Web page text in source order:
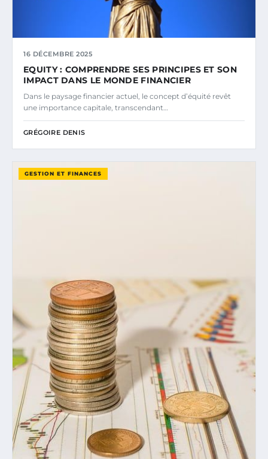
16 DÉCEMBRE 2025
EQUITY : COMPRENDRE SES PRINCIPES ET SON
IMPACT DANS LE MONDE FINANCIER
Dans le paysage financier actuel, le concept d’équité revêt
une importance capitale, transcendant…
GRÉGOIRE DENIS
GESTION ET FINANCES